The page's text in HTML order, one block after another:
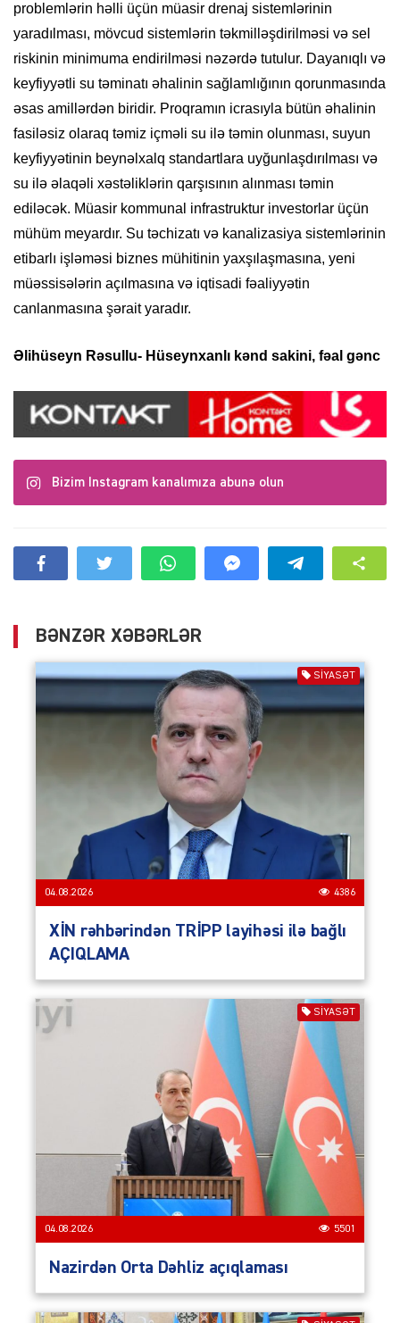
problemlərin həlli üçün müasir drenaj sistemlərinin
yaradılması, mövcud sistemlərin təkmilləşdirilməsi və sel
riskinin minimuma endirilməsi nəzərdə tutulur. Dayanıqlı və
keyfiyyətli su təminatı əhalinin sağlamlığının qorunmasında
əsas amillərdən biridir. Proqramın icrasıyla bütün əhalinin
fasiləsiz olaraq təmiz içməli su ilə təmin olunması, suyun
keyfiyyətinin beynəlxalq standartlara uyğunlaşdırılması və
su ilə əlaqəli xəstəliklərin qarşısının alınması təmin
ediləcək. Müasir kommunal infrastruktur investorlar üçün
mühüm meyardır. Su təchizatı və kanalizasiya sistemlərinin
etibarlı işləməsi biznes mühitinin yaxşılaşmasına, yeni
müəssisələrin açılmasına və iqtisadi fəaliyyətin
canlanmasına şərait yaradır.
Əlihüseyn Rəsullu- Hüseynxanlı kənd sakini, fəal gənc
Bizim Instagram kanalımıza abunə olun
BƏNZƏR XƏBƏRLƏR
SIYASƏT
04.08.2026 4386
XİN rəhbərindən TRİPP layihəsi ilə bağlı
AÇIQLAMA
SIYASƏT
04.08.2026 5501
Nazirdən Orta Dəhliz açıqlaması